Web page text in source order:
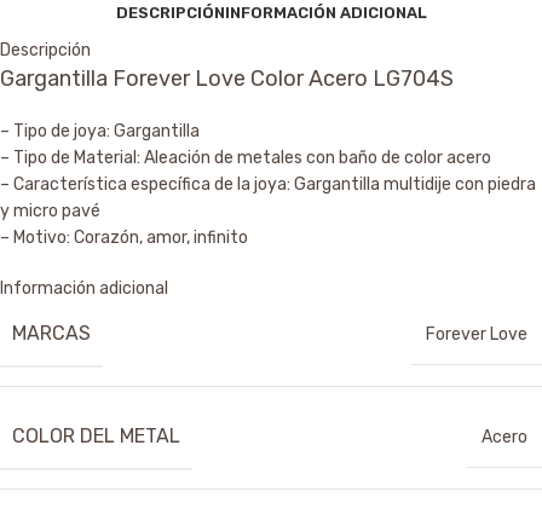
DESCRIPCIÓNINFORMACIÓN ADICIONAL
Descripción
Gargantilla Forever Love Color Acero LG704S
– Tipo de joya: Gargantilla
– Tipo de Material: Aleación de metales con baño de color acero
– Característica específica de la joya: Gargantilla multidije con piedra
y micro pavé
– Motivo: Corazón, amor, infinito
Información adicional
MARCAS Forever Love
COLOR DEL METAL Acero